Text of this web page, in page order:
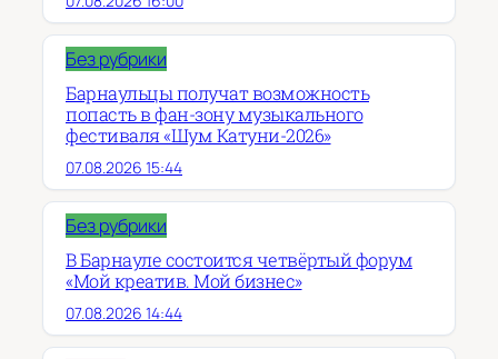
Без рубрики
Барнаульцы получат возможность
попасть в фан-зону музыкального
фестиваля «Шум Катуни-2026»
07.08.2026 15:44
Без рубрики
В Барнауле состоится четвёртый форум
«Мой креатив. Мой бизнес»
07.08.2026 14:44